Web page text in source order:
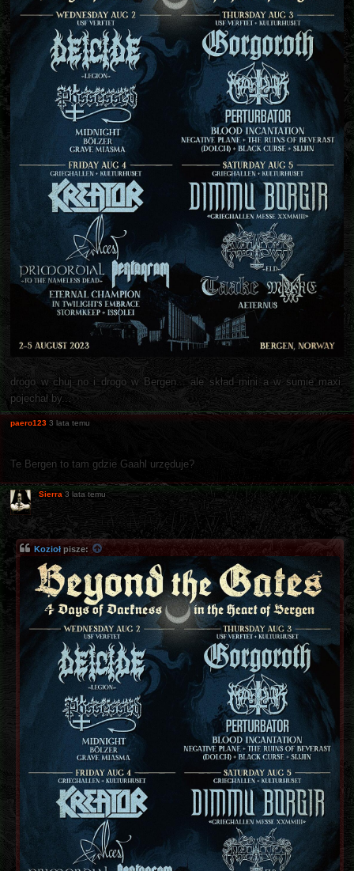
drogo w chuj no i drogo w Bergen... ale skład mini a w sumie maxi.
pojechał by...
paero123 3 lata temu
Te Bergen to tam gdzie Gaahl urzęduje?
Sierra 3 lata temu
Kozioł pisze: